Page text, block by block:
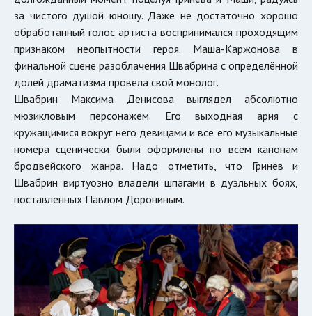
за чистого душой юношу. Даже не достаточно хорошо
обработанный голос артиста воспринимался проходящим
признаком неопытности героя. Маша-Каржонова в
финальной сцене разоблачения Швабрина с определённой
долей драматизма провела свой монолог.
Швабрин Максима Денисова выглядел абсолютно
мюзикловым персонажем. Его выходная ария с
кружащимися вокруг него девицами и все его музыкальные
номера сценически были оформлены по всем канонам
бродвейского жанра. Надо отметить, что Гринёв и
Швабрин виртуозно владели шпагами в дуэльных боях,
поставленных Павлом Дорониным.